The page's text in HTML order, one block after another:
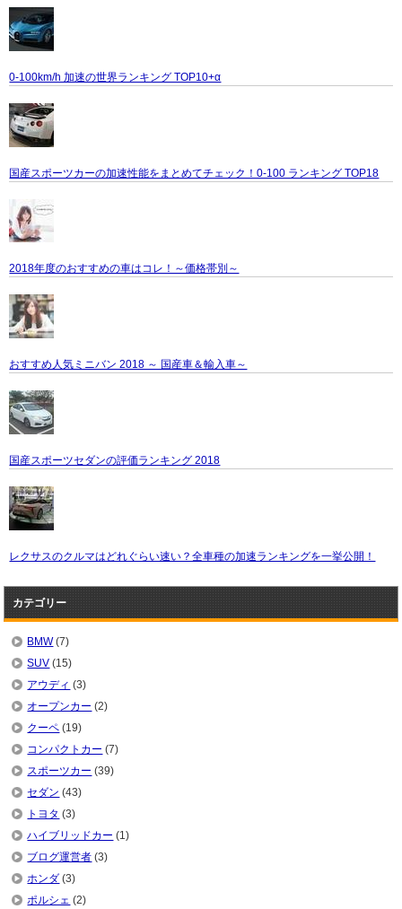
0-100km/h 加速の世界ランキング TOP10+α
国産スポーツカーの加速性能をまとめてチェック！0-100 ランキング TOP18
2018年度のおすすめの車はコレ！～価格帯別～
おすすめ人気ミニバン 2018 ～ 国産車＆輸入車～
国産スポーツセダンの評価ランキング 2018
レクサスのクルマはどれぐらい速い？全車種の加速ランキングを一挙公開！
カテゴリー
BMW(7)
SUV (15)
アウディ (3)
オープンカー (2)
クーペ (19)
コンパクトカー (7)
スポーツカー (39)
セダン (43)
トヨタ (3)
ハイブリッドカー (1)
ブログ運営者 (3)
ホンダ (3)
ポルシェ (2)